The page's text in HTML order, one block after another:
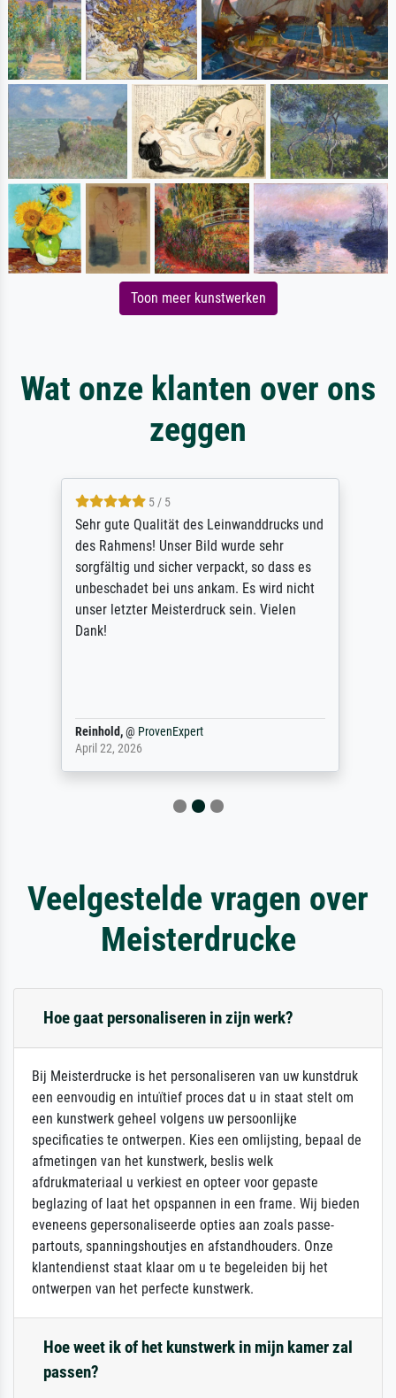
Toon meer kunstwerken
Wat onze klanten over ons
zeggen
5 / 5
Sehr gute Qualität des Leinwanddrucks und
des Rahmens! Unser Bild wurde sehr
sorgfältig und sicher verpackt, so dass es
unbeschadet bei uns ankam. Es wird nicht
unser letzter Meisterdruck sein. Vielen
Dank!
Reinhold,@ ProvenExpert
April 22, 2026
Veelgestelde vragen over
Meisterdrucke
Hoe gaat personaliseren in zijn werk?
Bij Meisterdrucke is het personaliseren van uw kunstdruk
een eenvoudig en intuïtief proces dat u in staat stelt om
een kunstwerk geheel volgens uw persoonlijke
specificaties te ontwerpen. Kies een omlijsting, bepaal de
afmetingen van het kunstwerk, beslis welk
afdrukmateriaal u verkiest en opteer voor gepaste
beglazing of laat het opspannen in een frame. Wij bieden
eveneens gepersonaliseerde opties aan zoals passe-
partouts, spanningshoutjes en afstandhouders. Onze
klantendienst staat klaar om u te begeleiden bij het
ontwerpen van het perfecte kunstwerk.
Hoe weet ik of het kunstwerk in mijn kamer zal
passen?